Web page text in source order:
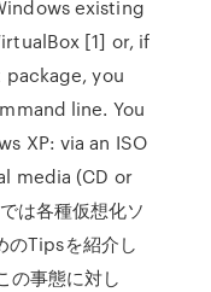
existing
[1] or, if
you
line. You
XP: via an ISO
media (CD or
は各種仮想化ソ
のTipsを紹介し
の事態に対し